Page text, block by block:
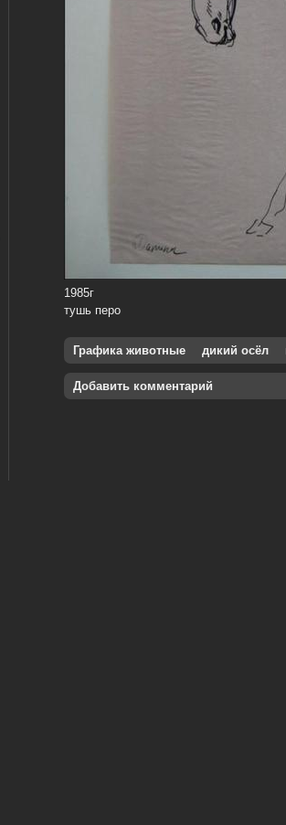
1985г
тушь перо
Графика животные дикий осёл
Добавить комментарий